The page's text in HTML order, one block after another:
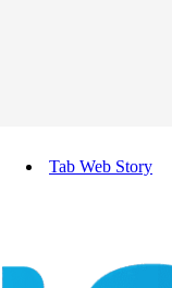
Tab Web Story